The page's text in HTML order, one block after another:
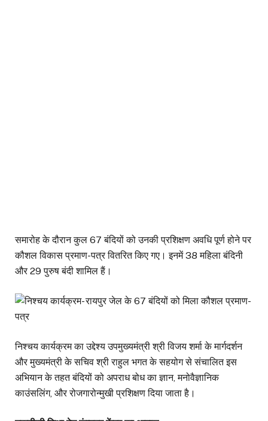
समारोह के दौरान कुल 67 बंदियों को उनकी प्रशिक्षण अवधि पूर्ण होने पर
कौशल विकास प्रमाण-पत्र वितरित किए गए। इनमें 38 महिला बंदिनी
और 29 पुरुष बंदी शामिल हैं।
निश्चय कार्यक्रम का उद्देश्य उपमुख्यमंत्री श्री विजय शर्मा के मार्गदर्शन
और मुख्यमंत्री के सचिव श्री राहुल भगत के सहयोग से संचालित इस
अभियान के तहत बंदियों को अपराध बोध का ज्ञान, मनोवैज्ञानिक
काउंसलिंग, और रोजगारोन्मुखी प्रशिक्षण दिया जाता है।